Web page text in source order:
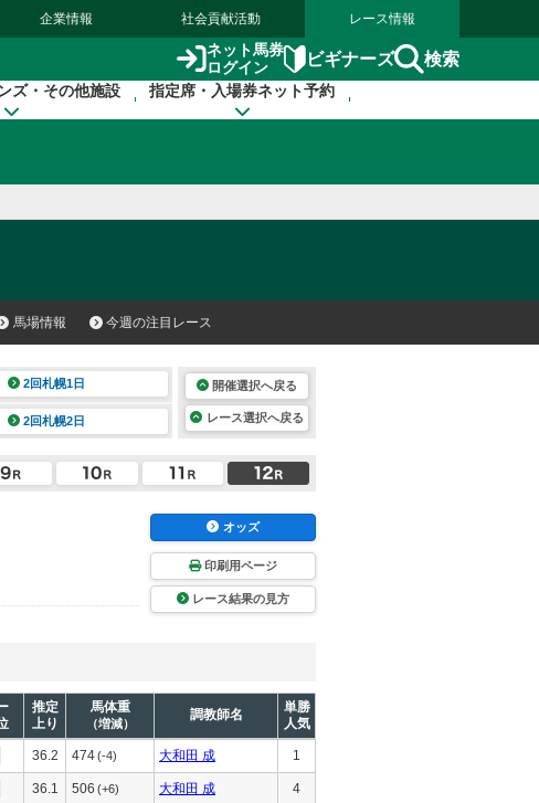
企業情報 社会貢献活動 レース情報
ネット馬券
ログイン
ビギナーズ 検索
ズ・その他施設 指定席・入場券ネット予約
馬場情報 今週の注目レース
2回札幌1日
2回札幌2日
開催選択へ戻る
レース選択へ戻る
オッズ
印刷用ページ
レース結果の見方
推定
上り
馬体重
（増減）
調教師名
単勝
人気
36.2 474(-4) 大和田 成 1
36.1 506 (+6) 大和田 成 4